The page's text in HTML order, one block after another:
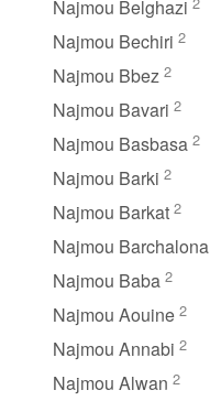
Najmou Belghazi
Najmou Bechiri 2
Najmou Bbez 2
Najmou Bavari 2
Najmou Basbasa 2
Najmou Barki 2
Najmou Barkat 2
Najmou Barchalona
Najmou Baba 2
Najmou Aouine 2
Najmou Annabi 2
Najmou Alwan 2